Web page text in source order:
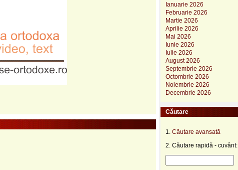
Ianuarie 2026
Februarie 2026
Martie 2026
Aprilie 2026
Mai 2026
Iunie 2026
Iulie 2026
August 2026
Septembrie 2026
Octombrie 2026
Noiembrie 2026
Decembrie 2026
Căutare
1. Căutare avansată
2. Căutare rapidă - cuvânt: